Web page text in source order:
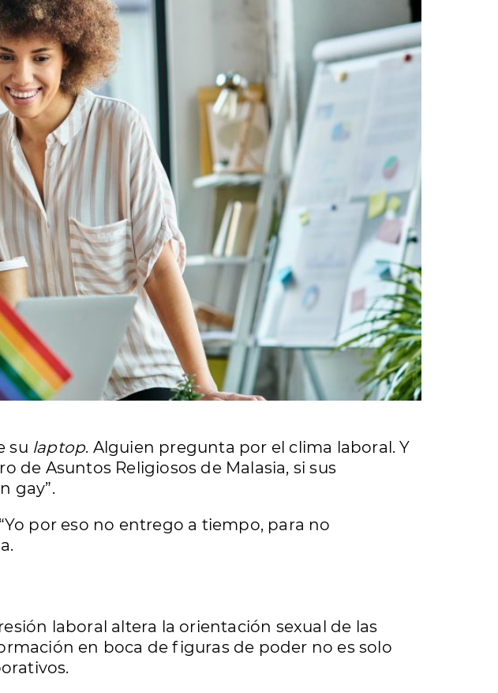
su laptop. Alguien pregunta por el clima laboral. Y
de Asuntos Religiosos de Malasia, si sus
gay”.
por eso no entrego a tiempo, para no
laboral altera la orientación sexual de las
en boca de figuras de poder no es solo